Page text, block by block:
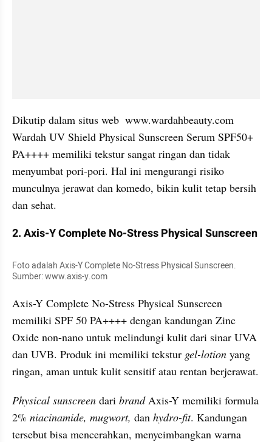
Dikutip dalam situs web  www.wardahbeauty.com
Wardah UV Shield Physical Sunscreen Serum SPF50+
PA++++ memiliki tekstur sangat ringan dan tidak
menyumbat pori-pori. Hal ini mengurangi risiko
munculnya jerawat dan komedo, bikin kulit tetap bersih
dan sehat.
2. Axis-Y Complete No-Stress Physical Sunscreen
Foto adalah Axis-Y Complete No-Stress Physical Sunscreen.
Sumber: www.axis-y.com
Axis-Y Complete No-Stress Physical Sunscreen
memiliki SPF 50 PA++++ dengan kandungan Zinc
Oxide non-nano untuk melindungi kulit dari sinar UVA
dan UVB. Produk ini memiliki tekstur gel-lotion yang
ringan, aman untuk kulit sensitif atau rentan berjerawat.
Physical sunscreen dari brand Axis-Y memiliki formula
2% niacinamide, mugwort, dan hydro-fit. Kandungan
tersebut bisa mencerahkan, menyeimbangkan warna